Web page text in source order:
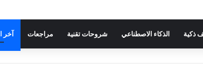
ذكية الذكاء الاصطناعي شروحات تقنية مراجعات آخر